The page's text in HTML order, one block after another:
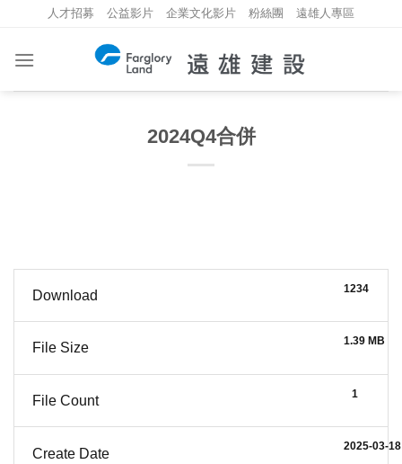
content
人才招募 公益影片 企業文化影片 粉絲團 遠雄人專區
2024Q4合併
Download 1234
File Size 1.39 MB
File Count 1
Create Date 2025-03-18